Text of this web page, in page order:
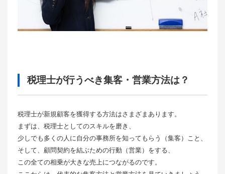
税理士が行うべき集客・営業方法は？
税理士が新規顧客を獲得する方法はさまざまあります。
まずは、税理士としてのスキルを磨き、
少しでも多くの人に自分の事務所を知ってもらう（集客）こと、
そして、顧問契約を結ぶための行動（営業）をする、
この全ての相乗が大きな売上につながるのです。